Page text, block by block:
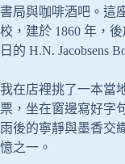
書局與咖啡酒吧。這
校，建於 1860 年，
日的 H.N. Jacobsens
我在店裡挑了一本當
票，坐在窗邊寫好字
雨後的寧靜與墨香交
憶之一。